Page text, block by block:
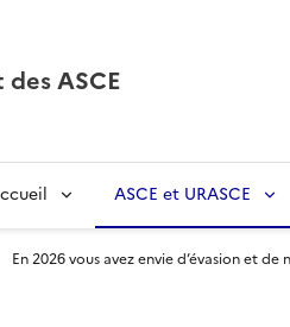
ASCE
ASCE et URASCE
En 2026 vous avez envie d’évasion et de